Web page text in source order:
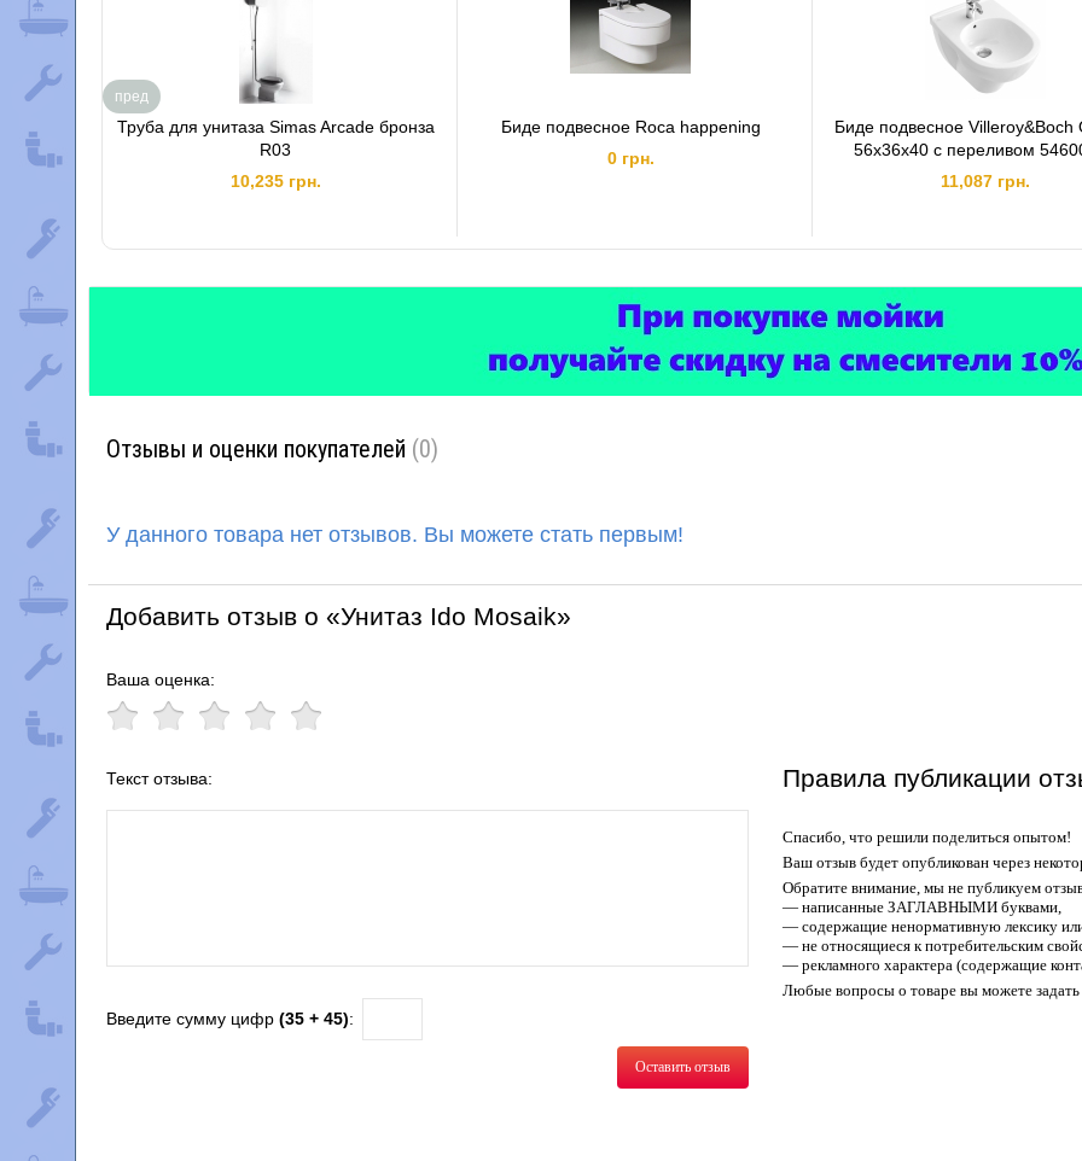
Труба для унитаза Simas Arcade бронза
R03
10,235 грн.
Биде подвесное Roca happening
0 грн.
Биде подвесное Villeroy&Boch
56х36х40 с переливом
11,087 грн.
пред
Отзывы и оценки покупателей (0)
У данного товара нет отзывов. Вы можете стать первым!
Добавить отзыв о «Унитаз Ido Mosaik»
Ваша оценка:
Текст отзыва:
Введите сумму цифр (35 + 45):
Оставить отзыв
Правила публикации
Спасибо, что решили поделиться опытом!
Ваш отзыв будет опубликован через
Обратите внимание, мы не публикуем
— написанные ЗАГЛАВНЫМИ буквами,
— содержащие ненормативную лексику
— не относящиеся к потребительским
— рекламного характера (содержащие
Любые вопросы о товаре вы можете задать